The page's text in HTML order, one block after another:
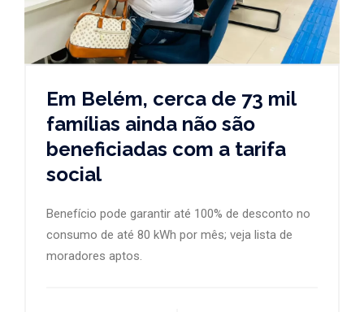
Em Belém, cerca de 73 mil
famílias ainda não são
beneficiadas com a tarifa
social
Benefício pode garantir até 100% de desconto no
consumo de até 80 kWh por mês; veja lista de
moradores aptos.